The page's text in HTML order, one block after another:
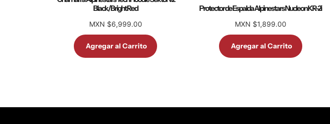
Black/Bright Red
MXN $6,999.00
Agregar al Carrito
Protector de Espalda Alpinestars Nucleon KR-2i
MXN $1,899.00
Agregar al Carrito